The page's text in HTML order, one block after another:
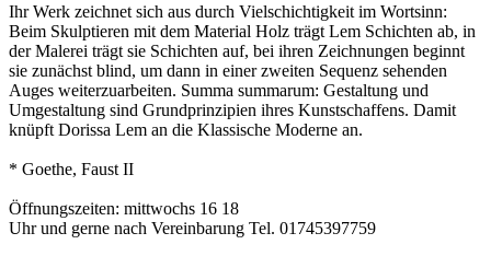
Ihr Werk zeichnet sich aus durch Vielschichtigkeit im Wortsinn:
Beim Skulptieren mit dem Material Holz trägt Lem Schichten ab, in
der Malerei trägt sie Schichten auf, bei ihren Zeichnungen beginnt
sie zunächst blind, um dann in einer zweiten Sequenz sehenden
Auges weiterzuarbeiten. Summa summarum: Gestaltung und
Umgestaltung sind Grundprinzipien ihres Kunstschaffens. Damit
knüpft Dorissa Lem an die Klassische Moderne an.
* Goethe, Faust II
Öffnungszeiten: mittwochs 16 18
Uhr und gerne nach Vereinbarung Tel. 01745397759